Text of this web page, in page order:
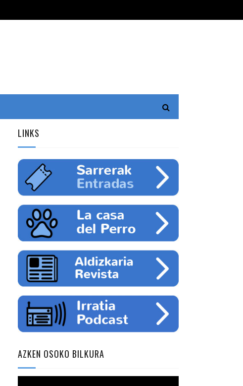
LINKS
AZKEN OSOKO BILKURA